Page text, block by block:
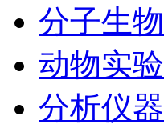
分子生物
动物实验
分析仪器